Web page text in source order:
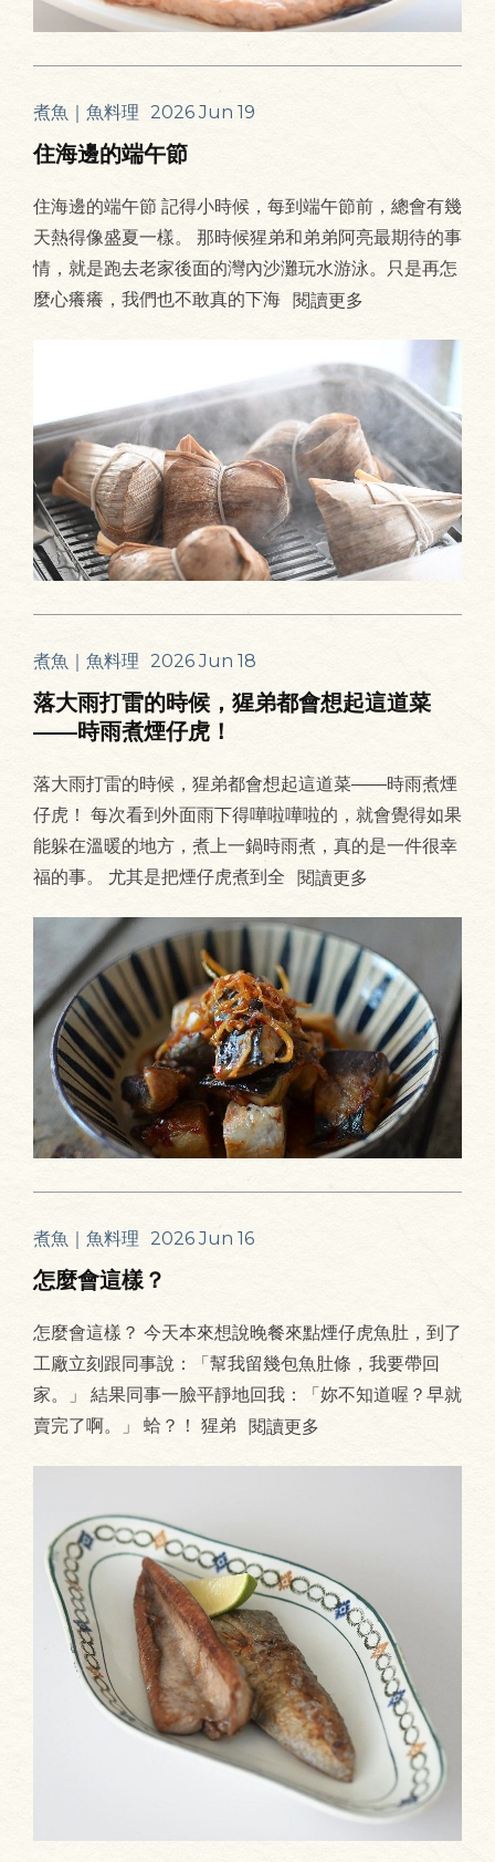
煮魚｜魚料理 2026 Jun 19
住海邊的端午節
住海邊的端午節 記得小時候，每到端午節前，總會有幾
天熱得像盛夏一樣。 那時候猩弟和弟弟阿亮最期待的事
情，就是跑去老家後面的灣內沙灘玩水游泳。只是再怎
麼心癢癢，我們也不敢真的下海 閱讀更多
煮魚｜魚料理 2026 Jun 18
落大雨打雷的時候，猩弟都會想起這道菜
——時雨煮煙仔虎！
落大雨打雷的時候，猩弟都會想起這道菜——時雨煮煙
仔虎！ 每次看到外面雨下得嘩啦嘩啦的，就會覺得如果
能躲在溫暖的地方，煮上一鍋時雨煮，真的是一件很幸
福的事。 尤其是把煙仔虎煮到全 閱讀更多
煮魚｜魚料理 2026 Jun 16
怎麼會這樣？
怎麼會這樣？ 今天本來想說晚餐來點煙仔虎魚肚，到了
工廠立刻跟同事說：「幫我留幾包魚肚條，我要帶回
家。」 結果同事一臉平靜地回我：「妳不知道喔？早就
賣完了啊。」 蛤？！ 猩弟 閱讀更多